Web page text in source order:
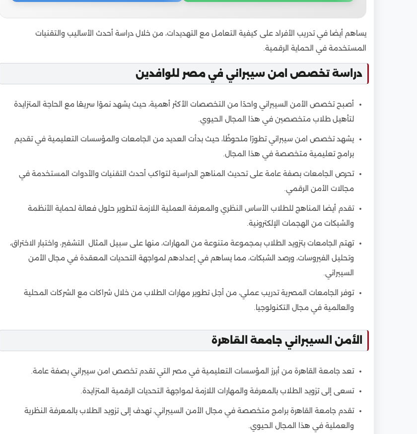
مستقبل تخصص الأمن السيبراني بعد التخرج وفرص العمل
مميزات دراسة الأمن السيبراني في مصر مقارنة بوجهات أخرى
20
هل تخصص الأمن السيبراني مناسب لك إذا كان مستواك ضعيف في البرمجة؟
22
كيف يساعدك مكتب ادرس في مصر في اختيار الجامعة الأنسب للأمن السيبراني؟
يساهم أيضا في تدريب الأفراد على كيفية التعامل مع التهديدات، من خلال دراسة أحدث الأساليب والتقنيات
المستخدمة في الحماية الرقمية.
دراسة تخصص امن سيبراني في مصر للوافدين
أصبح تخصص الأمن السيبراني واحدًا من التخصصات الأكثر أهمية، حيث يشهد نموًا سريعًا مع الحاجة المتزايدة
لتأهيل طلاب متخصصين في هذا المجال الحيوي.
يشهد تخصص امن سيبراني تطورًا ملحوظًا، حيث بدأت العديد من الجامعات والمؤسسات التعليمية في تقديم
برامج تعليمية متخصصة في هذا المجال.
تحرص الجامعات بصفة عامة على تحديث المناهج الدراسية لتواكب أحدث التقنيات والأدوات المستخدمة في
مجالات الأمن الرقمي.
تقدم أيضا المناهج للطلاب الأساس النظري والمعرفة العملية اللازمة لتطوير حلول فعالة لحماية الأنظمة
والشبكات من الهجمات الإلكترونية.
تهتم الجامعات بتزويد الطلاب بمجموعة متنوعة من المهارات، منها على سبيل المثال التشفير، واختبار الاختراق،
وتحليل الفيروسات، ورصد الشبكات، مما يساهم في إعدادهم لمواجهة التحديات المعقدة في مجال الأمن
السيبراني.
توفر الجامعات المصرية تدريب عملي، من أجل تطوير مهارات الطلاب من خلال شراكات مع الشركات المحلية
والعالمية في مجال التكنولوجيا.
الأمن السيبراني جامعة القاهرة
تعد جامعة القاهرة من أبرز المؤسسات التعليمية في مصر التي تقدم تخصص امن سيبراني بصفة عامة.
تسعى إلى تزويد الطلاب بالمعرفة والمهارات اللازمة لمواجهة التحديات الرقمية المتزايدة.
تقدم جامعة القاهرة برامج متخصصة في مجال الأمن السيبراني، تهدف إلى تزويد الطلاب بالمعرفة النظرية
والعملية في هذا المجال الحيوي.